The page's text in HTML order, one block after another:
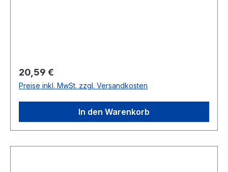
Regulärer Preis:
20,59 €
Preise inkl. MwSt. zzgl. Versandkosten
In den Warenkorb